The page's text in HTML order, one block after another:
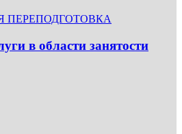
ПЕРЕПОДГОТОВКА
в области занятости